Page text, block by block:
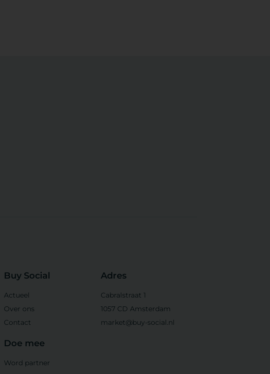
Buy Social
Actueel
Over ons
Contact
Doe mee
Word partner
Adres
Cabralstraat 1
1057 CD Amsterdam
market@buy-social.nl